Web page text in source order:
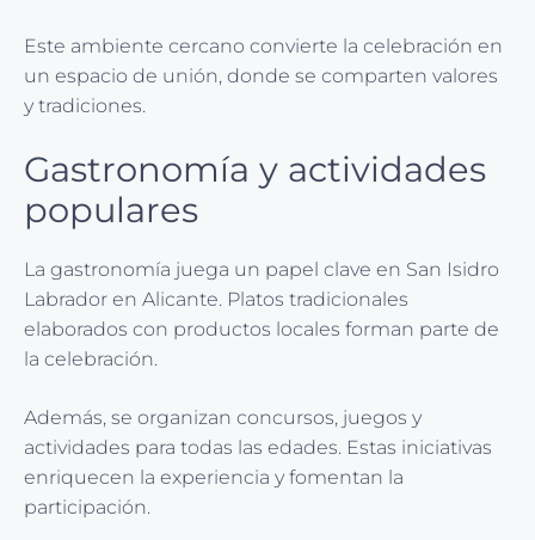
Este ambiente cercano convierte la celebración en
un espacio de unión, donde se comparten valores
y tradiciones.
Gastronomía y actividades
populares
La gastronomía juega un papel clave en San Isidro
Labrador en Alicante. Platos tradicionales
elaborados con productos locales forman parte de
la celebración.
Además, se organizan concursos, juegos y
actividades para todas las edades. Estas iniciativas
enriquecen la experiencia y fomentan la
participación.